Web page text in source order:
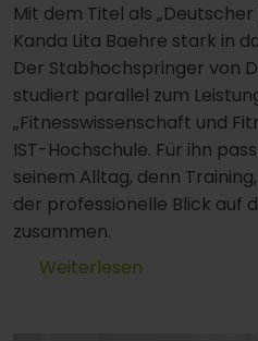
Mit dem Titel als
Kanda Lita Baehre stark in
Der Stabhochspringer von
studiert parallel zum
„Fitnesswissenschaft und
IST-Hochschule. Für ihn
seinem Alltag, denn
der professionelle Blick auf
zusammen.
Weiterlesen